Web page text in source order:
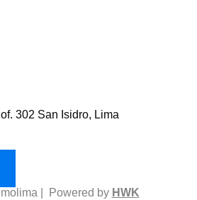
302 San Isidro, Lima
| Powered by HWK